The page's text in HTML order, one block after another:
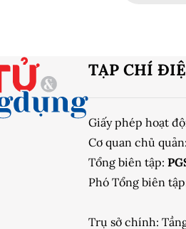
TẠP CHÍ
Giấy phép hoạt
Cơ quan chủ quản:
Tổng biên tập:
Phó Tổng biên
Trụ sở chính: